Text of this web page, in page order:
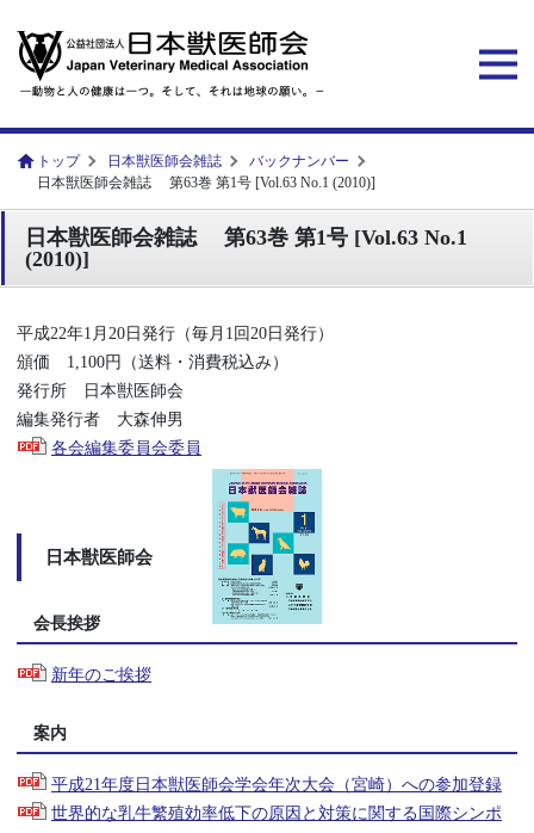
トップ 日本獣医師会雑誌
バックナンバー
日本獣医師会雑誌 第63巻 第1号 [Vol.63 No.1 (2010)]
日本獣医師会雑誌 第63巻 第1号 [Vol.63 No.1
(2010)]
平成22年1月20日発行（毎月1回20日発行）
頒価 1,100円（送料・消費税込み）
発行所 日本獣医師会
編集発行者 大森伸男
各会編集委員会委員
日本獣医師会
会長挨拶
新年のご挨拶
案内
平成21年度日本獣医師会学会年次大会（宮崎）への参加登録
世界的な乳牛繁殖効率低下の原因と対策に関する国際シンポ